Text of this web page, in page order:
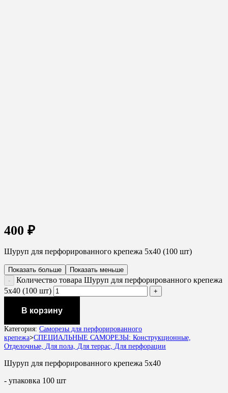
400 ₽
Шуруп для перфорированного крепежа 5х40 (100 шт)
Показать больше Показать меньше
Количество товара Шуруп для перфорированного крепежа
5х40 (100 шт)
В корзину
Категория: Саморезы для перфорированного
крепежа>СПЕЦИАЛЬНЫЕ САМОРЕЗЫ: Конструкционные,
Отделочные, Для пола, Для террас, Для перфорации
Шуруп для перфорированного крепежа 5х40
- упаковка 100 шт